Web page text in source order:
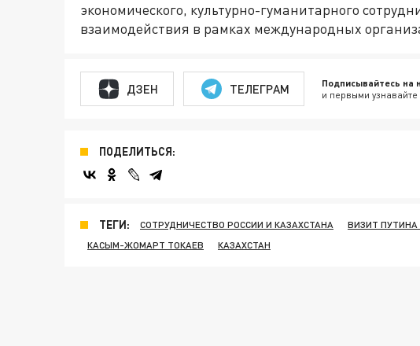
экономического, культурно-гуманитарного
взаимодействия в рамках международных
ДЗЕН ТЕЛЕГРАМ Подписывайтесь на
и первыми
ПОДЕЛИТЬСЯ:
ТЕГИ: СОТРУДНИЧЕСТВО РОССИИ И КАЗАХСТАНА ВИЗИТ ПУТИНА
КАСЫМ-ЖОМАРТ ТОКАЕВ
КАЗАХСТАН